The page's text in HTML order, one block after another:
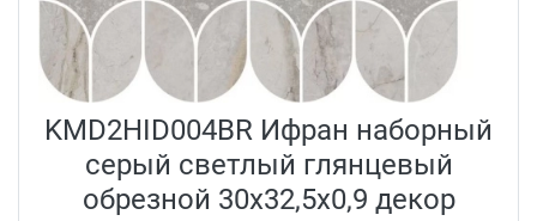
KMD2HID004BR Ифран наборный
серый светлый глянцевый
обрезной 30x32,5x0,9 декор